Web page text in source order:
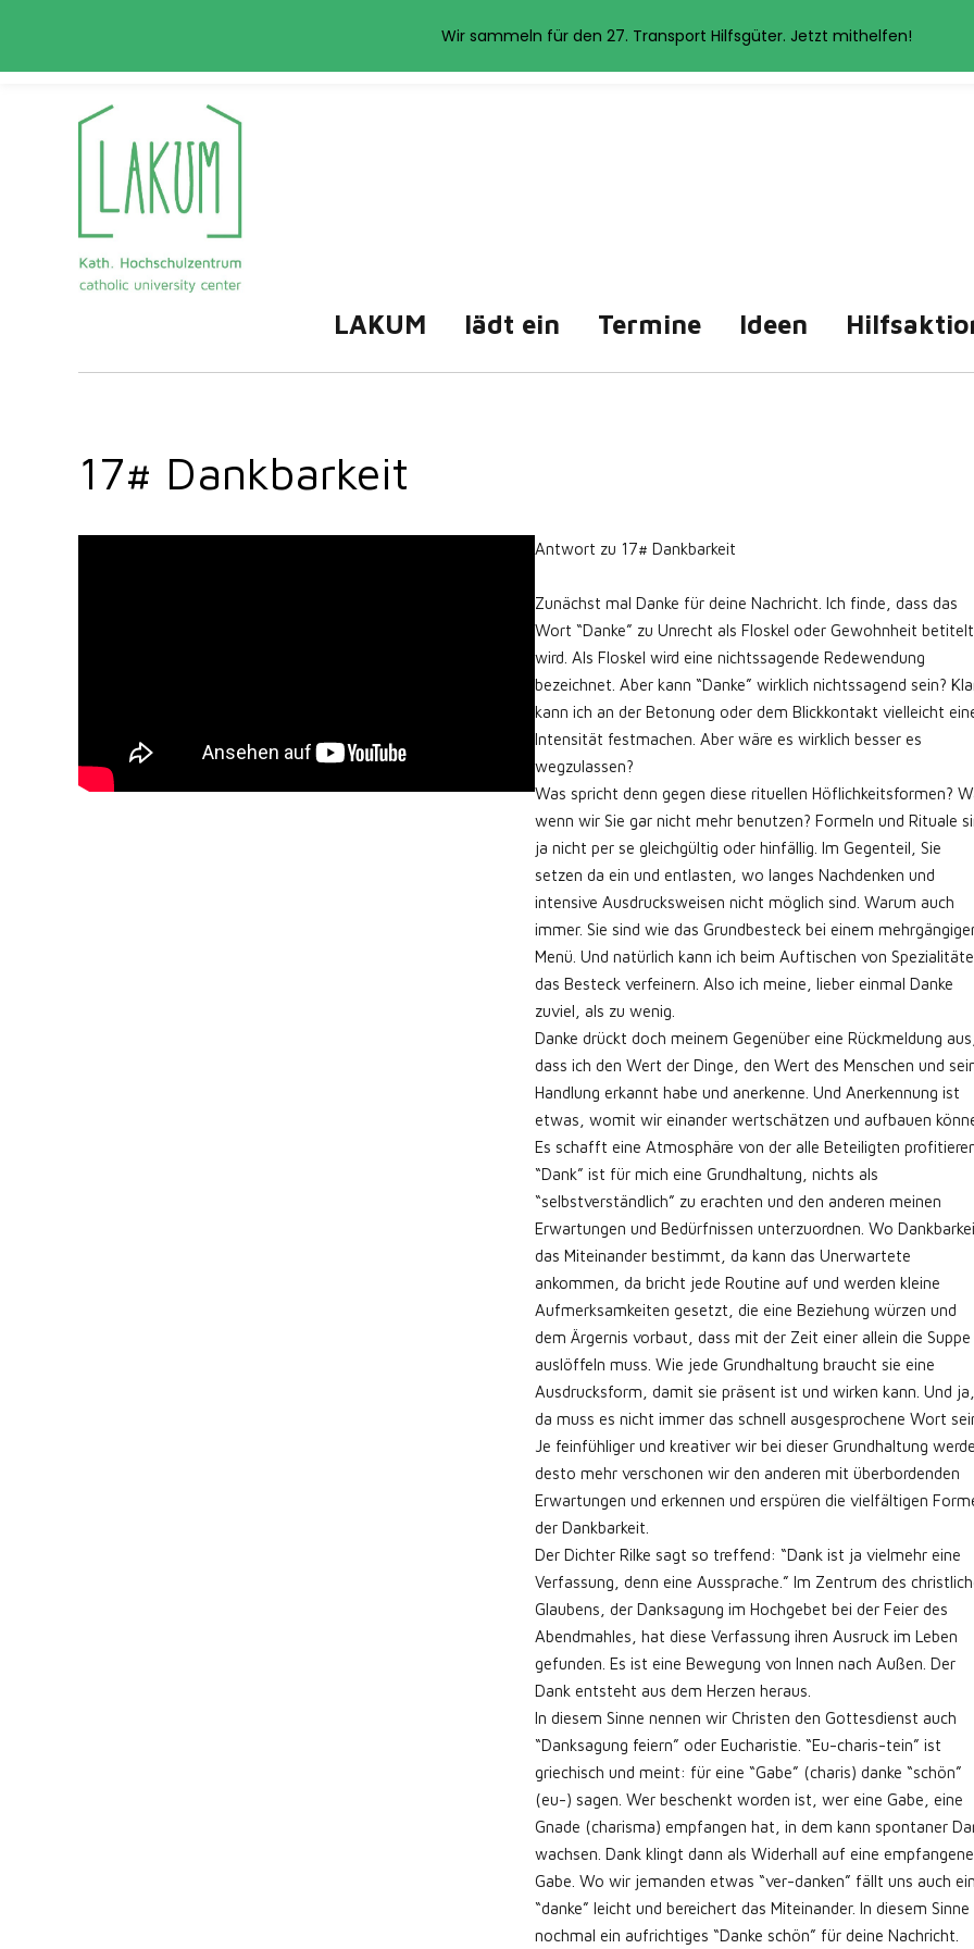
LAKUM lädt ein Termine Ideen
17# Dankbarkeit
Antwort zu 17# Dankbarkeit
Zunächst mal Danke für deine Nachricht. Ich finde, dass das
Wort “Danke” zu Unrecht als Floskel oder Gewohnheit betitelt
wird. Als Floskel wird eine nichtssagende Redewendung
bezeichnet. Aber kann “Danke” wirklich nichtssagend sein?
kann ich an der Betonung oder dem Blickkontakt vielleicht
Intensität festmachen. Aber wäre es wirklich besser es
wegzulassen?
Was spricht denn gegen diese rituellen Höflichkeitsformen?
wenn wir Sie gar nicht mehr benutzen? Formeln und Rituale
ja nicht per se gleichgültig oder hinfällig. Im Gegenteil, Sie
setzen da ein und entlasten, wo langes Nachdenken und
intensive Ausdrucksweisen nicht möglich sind. Warum auch
immer. Sie sind wie das Grundbesteck bei einem
Menü. Und natürlich kann ich beim Auftischen von
das Besteck verfeinern. Also ich meine, lieber einmal Danke
zuviel, als zu wenig.
Danke drückt doch meinem Gegenüber eine Rückmeldung aus,
dass ich den Wert der Dinge, den Wert des Menschen und
Handlung erkannt habe und anerkenne. Und Anerkennung ist
etwas, womit wir einander wertschätzen und aufbauen
Es schafft eine Atmosphäre von der alle Beteiligten
“Dank” ist für mich eine Grundhaltung, nichts als
“selbstverständlich” zu erachten und den anderen meinen
Erwartungen und Bedürfnissen unterzuordnen. Wo
das Miteinander bestimmt, da kann das Unerwartete
ankommen, da bricht jede Routine auf und werden kleine
Aufmerksamkeiten gesetzt, die eine Beziehung würzen und
dem Ärgernis vorbaut, dass mit der Zeit einer allein die Suppe
auslöffeln muss. Wie jede Grundhaltung braucht sie eine
Ausdrucksform, damit sie präsent ist und wirken kann. Und ja,
da muss es nicht immer das schnell ausgesprochene Wort
Je feinfühliger und kreativer wir bei dieser Grundhaltung
desto mehr verschonen wir den anderen mit überbordenden
Erwartungen und erkennen und erspüren die vielfältigen
der Dankbarkeit.
Der Dichter Rilke sagt so treffend: “Dank ist ja vielmehr eine
Verfassung, denn eine Aussprache.” Im Zentrum des
Glaubens, der Danksagung im Hochgebet bei der Feier des
Abendmahles, hat diese Verfassung ihren Ausruck im Leben
gefunden. Es ist eine Bewegung von Innen nach Außen. Der
Dank entsteht aus dem Herzen heraus.
In diesem Sinne nennen wir Christen den Gottesdienst auch
“Danksagung feiern” oder Eucharistie. “Eu-charis-tein” ist
griechisch und meint: für eine “Gabe” (charis) danke “schön”
(eu-) sagen. Wer beschenkt worden ist, wer eine Gabe, eine
Gnade (charisma) empfangen hat, in dem kann spontaner
wachsen. Dank klingt dann als Widerhall auf eine empfangene
Gabe. Wo wir jemanden etwas “ver-danken” fällt uns auch ein
“danke” leicht und bereichert das Miteinander. In diesem Sinne
nochmal ein aufrichtiges “Danke schön” für deine Nachricht.
Wir sammeln für den 27. Transport Hilfsgüter. Jetzt mithelfen!